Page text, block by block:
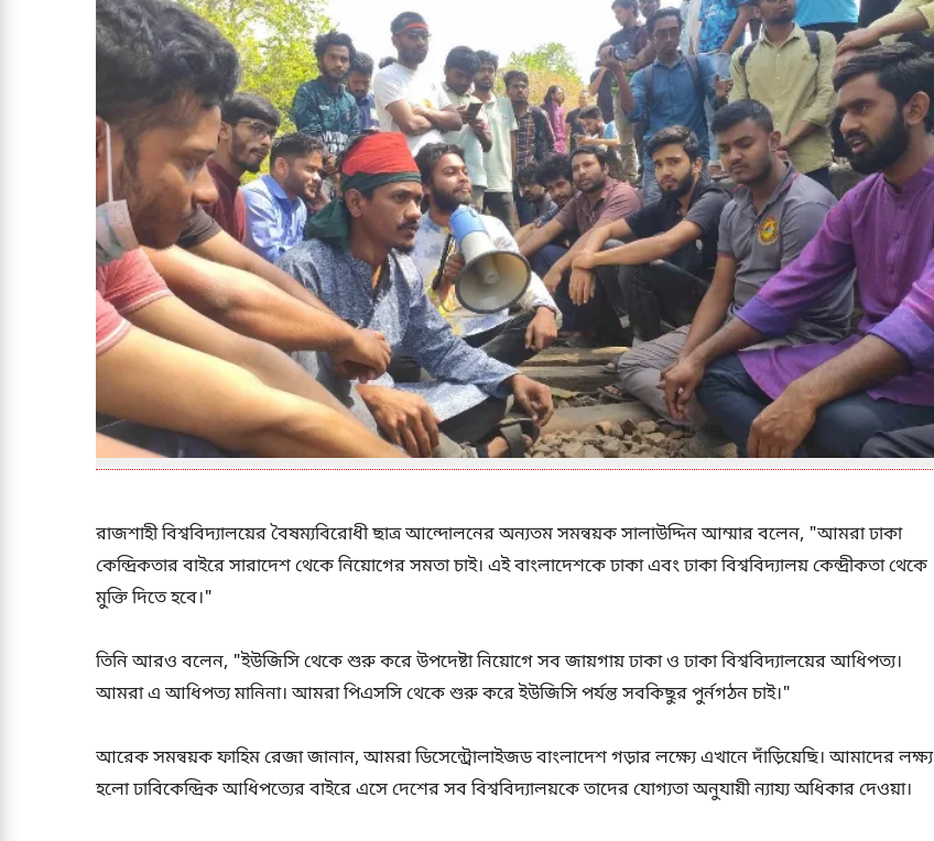
রাজশাহী বিশ্ববিদ্যালয়ের বৈষম্যবিরোধী ছাত্র আন্দোলনের অন্যতম সমন্বয়ক সালাউদ্দিন আম্মার বলেন, "আমরা ঢাকা
কেন্দ্রিকতার বাইরে সারাদেশ থেকে নিয়োগের সমতা চাই। এই বাংলাদেশকে ঢাকা এবং ঢাকা বিশ্ববিদ্যালয় কেন্দ্রীকতা থেকে
মুক্তি দিতে হবে।"
তিনি আরও বলেন, "ইউজিসি থেকে শুরু করে উপদেষ্টা নিয়োগে সব জায়গায় ঢাকা ও ঢাকা বিশ্ববিদ্যালয়ের আধিপত্য।
আমরা এ আধিপত্য মানিনা। আমরা পিএসসি থেকে শুরু করে ইউজিসি পর্যন্ত সবকিছুর পুর্নগঠন চাই।"
আরেক সমন্বয়ক ফাহিম রেজা জানান, আমরা ডিসেন্ট্রোলাইজড বাংলাদেশ গড়ার লক্ষ্যে এখানে দাঁড়িয়েছি। আমাদের লক্ষ্য
হলো ঢাবিকেন্দ্রিক আধিপত্যের বাইরে এসে দেশের সব বিশ্ববিদ্যালয়কে তাদের যোগ্যতা অনুযায়ী ন্যায্য অধিকার দেওয়া।